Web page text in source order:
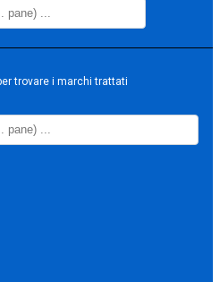
trovare i marchi trattati